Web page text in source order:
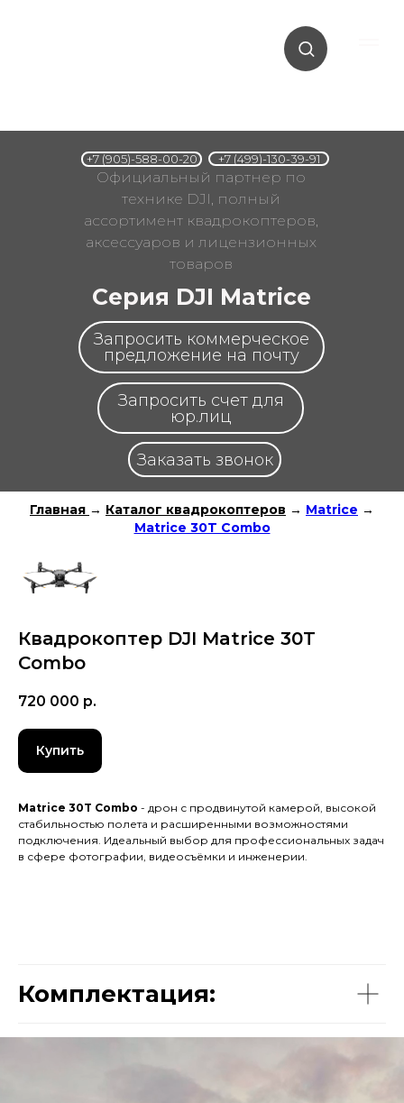
Серия DJI Matrice
Официальный партнер по
технике DJI, полный
ассортимент квадрокоптеров,
аксессуаров и лицензионных
товаров
Заказать звонок
Запросить коммерческое
предложение на почту
Запросить счет для
юр.лиц
+7 (499)-130-39-91
+7 (905)-588-00-20
Главная → Каталог квадрокоптеров → Matrice →
Matrice 30T Combo
Квадрокоптер DJI Matrice 30T
Combo
720 000 р.
Купить
Matrice 30T Combo - дрон с продвинутой камерой, высокой
стабильностью полета и расширенными возможностями
подключения. Идеальный выбор для профессиональных задач
в сфере фотографии, видеосъёмки и инженерии.
Комплектация: